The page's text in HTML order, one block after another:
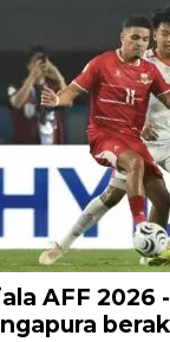
AFF 2026